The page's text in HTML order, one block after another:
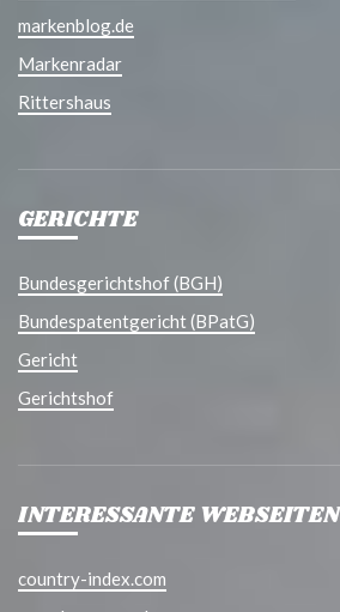
markenblog.de
Markenradar
Rittershaus
GERICHTE
Bundesgerichtshof (BGH)
Bundespatentgericht (BPatG)
Gericht
Gerichtshof
INTERESSANTE WEBSEITEN
country-index.com